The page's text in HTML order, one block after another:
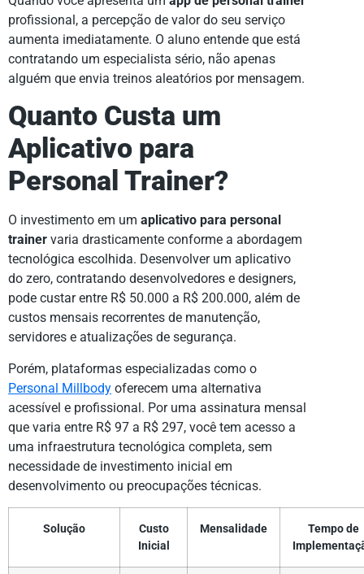
profissional, a percepção de valor do seu serviço
aumenta imediatamente. O aluno entende que está
contratando um especialista sério, não apenas
alguém que envia treinos aleatórios por mensagem.
Quanto Custa um
Aplicativo para
Personal Trainer?
O investimento em um aplicativo para personal
trainer varia drasticamente conforme a abordagem
tecnológica escolhida. Desenvolver um aplicativo
do zero, contratando desenvolvedores e designers,
pode custar entre R$ 50.000 a R$ 200.000, além de
custos mensais recorrentes de manutenção,
servidores e atualizações de segurança.
Porém, plataformas especializadas como o
Personal Millbody oferecem uma alternativa
acessível e profissional. Por uma assinatura mensal
que varia entre R$ 97 a R$ 297, você tem acesso a
uma infraestrutura tecnológica completa, sem
necessidade de investimento inicial em
desenvolvimento ou preocupações técnicas.
Solução
Custo
Inicial
Mensalidade
Tempo de